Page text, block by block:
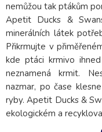
nemůžou tak ptákům
Apetit Ducks &
minerálních látek
Přikrmujte v
kde ptáci krmivo
neznamená krmit.
nazmar, po čase
ryby. Apetit Ducks &
ekologickém a